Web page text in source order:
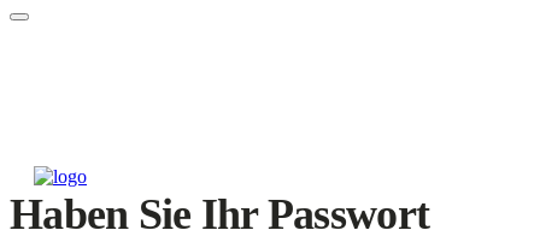
Haben Sie Ihr Passwort